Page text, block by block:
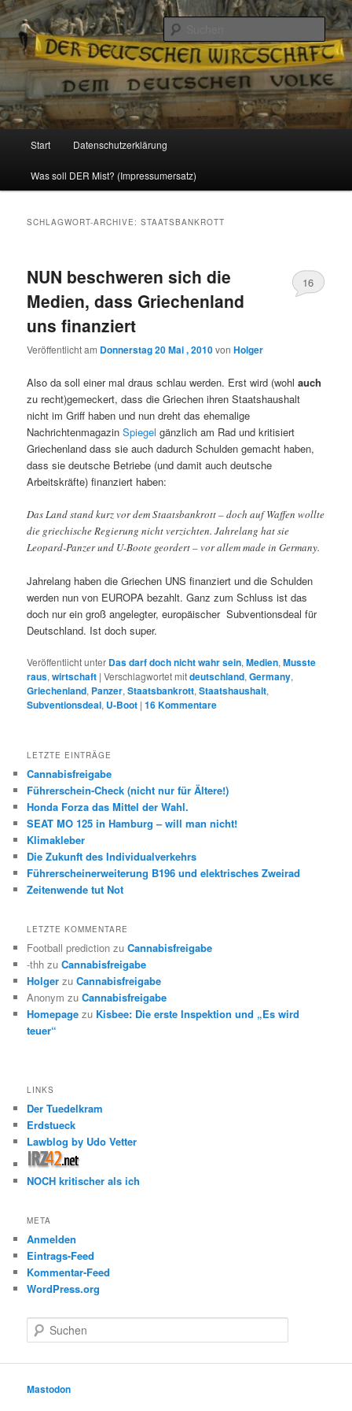
Reizzentrum
Politik, Wirtschaft, Soziales und Gesellschaft
Zum
Inhalt
Zum
sekundären
Start Datenschutzerklärung
Was soll DER Mist? (Impressumersatz)
SCHLAGWORT-ARCHIVE:STAATSBANKROTT
NUN beschweren sich die
Medien, dass Griechenland
uns finanziert
Veröffentlicht am Donnerstag 20 Mai , 2010vonHolger
16
Also da soll einer mal draus schlau werden. Erst wird (wohlauch
zu recht)gemeckert, dass die Griechen ihren Staatshaushalt
nicht im Griff haben und nun dreht das ehemalige
NachrichtenmagazinSpiegel gänzlich am Rad und kritisiert
Griechenland dass sie auch dadurch Schulden gemacht haben,
dass sie deutsche Betriebe (und damit auch deutsche
Arbeitskräfte) finanziert haben:
Das Land stand kurz vor dem Staatsbankrott – doch auf Waffen wollte
die griechische Regierung nicht verzichten. Jahrelang hat sie
Leopard-Panzer und U-Boote geordert – vor allem made in Germany.
Jahrelang haben die Griechen UNS finanziert und die Schulden
werden nun von EUROPA bezahlt. Ganz zum Schluss ist das
doch nur ein groß angelegter, europäischer Subventionsdeal für
Deutschland. Ist doch super.
Veröffentlicht unter Das darf doch nicht wahr sein,Medien,Musste
raus,wirtschaft |Verschlagwortet mitdeutschland,Germany,
Griechenland, Panzer,Staatsbankrott,Staatshaushalt,
Subventionsdeal, U-Boot |16Kommentare
LETZTE EINTRÄGE
Cannabisfreigabe
Führerschein-Check (nicht nur für Ältere!)
Honda Forza das Mittel der Wahl.
SEAT MO 125 in Hamburg – will man nicht!
Klimakleber
Die Zukunft des Individualverkehrs
Führerscheinerweiterung B196 und elektrisches Zweirad
Zeitenwende tut Not
LETZTE KOMMENTARE
Football prediction zuCannabisfreigabe
-thh zuCannabisfreigabe
Holger zuCannabisfreigabe
Anonym zuCannabisfreigabe
Homepage zu Kisbee: Die erste Inspektion und „Es wird
teuer“
LINKS
Der Tuedelkram
Erdstueck
Lawblog by Udo Vetter
NOCH kritischer als ich
META
Anmelden
Eintrags-Feed
Kommentar-Feed
WordPress.org
u
e
Mastodon